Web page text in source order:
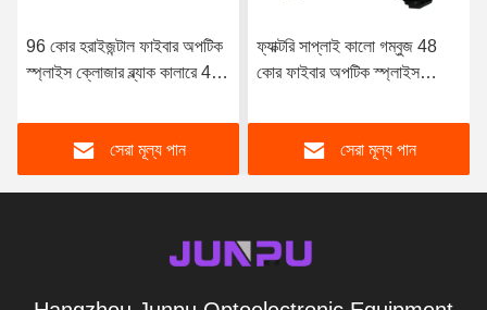
96 কোর হরাইজন্টাল ফাইবার অপটিক
স্প্লাইস ক্লোজার ব্ল্যাক কালারে 4 টি
সেরা মূল্য পান
ফ্যাক্টরি সাপ্লাই কালো গম্বুজ 48
কোর ফাইবার অপটিক স্প্লাইস
সেরা মূল্য পান